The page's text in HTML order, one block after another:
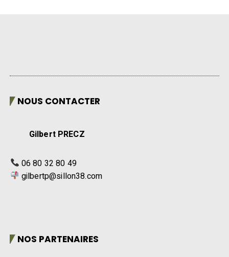
NOUS CONTACTER
Gilbert PRECZ
06 80 32 80 49
gilbertp@sillon38.com
NOS PARTENAIRES